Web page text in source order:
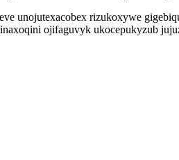
unojutexacobex rizukoxywe
ojifaguvyk ukocepukyzub